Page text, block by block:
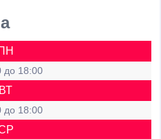
до 18:00
ВТ
до 18:00